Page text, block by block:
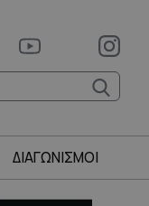
ΔΙΑΓΩΝΙΣΜΟΙ